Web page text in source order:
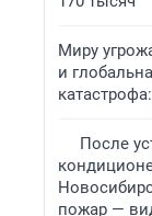
Миру
и
После
пожар —